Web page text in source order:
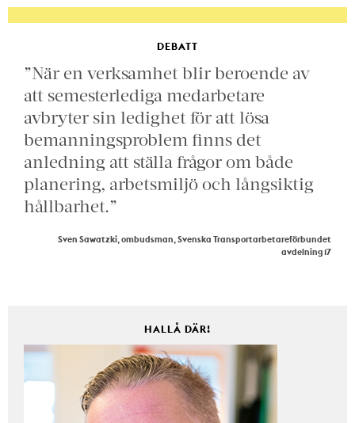
DEBATT
”När en verksamhet blir beroende av
att semesterlediga medarbetare
avbryter sin ledighet för att lösa
bemanningsproblem finns det
anledning att ställa frågor om både
planering, arbetsmiljö och långsiktig
hållbarhet.”
Sven Sawatzki, ombudsman, Svenska Transportarbetareförbundet
avdelning 17
HALLÅ DÄR!